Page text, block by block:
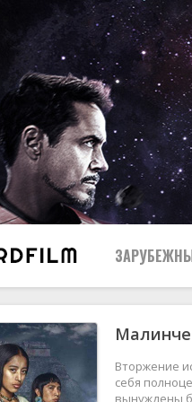
Все
2019
Малинче
Вторжение
себя
вынуждены